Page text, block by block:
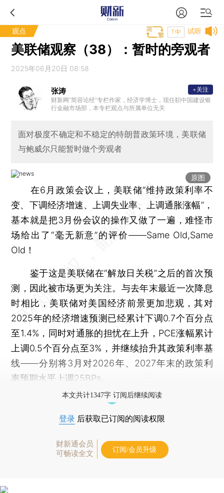
观点 试听
T中
美联储观察（38）：暂时的旁观者
2025年06月20日 08:58
张涛
财新网“简容论经”专栏作家，经济学博士，现任职中国建设银
行金融市场部，本专栏观点与所属单位无关
+关注
面对极度不确定和不稳定的特朗普政策环境，美联储
与鲍威尔只能暂时做个旁观者
原图
在6月政策会议上，美联储“维持政策利率不
变、下调经济增速、上调失业率、上调通胀涨幅”，
基本就是把3月份会议的操作又做了一遍，难怪市
场给出了“毫无新意”的评价——Same Old,Same
Old！
鉴于这是美联储在“解放日关税”之后的首次预
测，因此被市场更为关注。与去年末最近一次降息
时相比，美联储对美国经济前景更加悲观，其对
2025年的经济增速预测已经累计下调0.7个百分点
至1.4%，同时对通胀的担忧在上升，PCE涨幅累计
上调0.5个百分点至3%，并继续抬升其政策利率基
线——分别将3月对2026年、2027年末的政策利
率预期水平上调25BPs。
本文共计1347字 订阅后继续阅读
登录 后获取已订阅的阅读权限
财新通会员
可畅读全文
订阅/会员升级